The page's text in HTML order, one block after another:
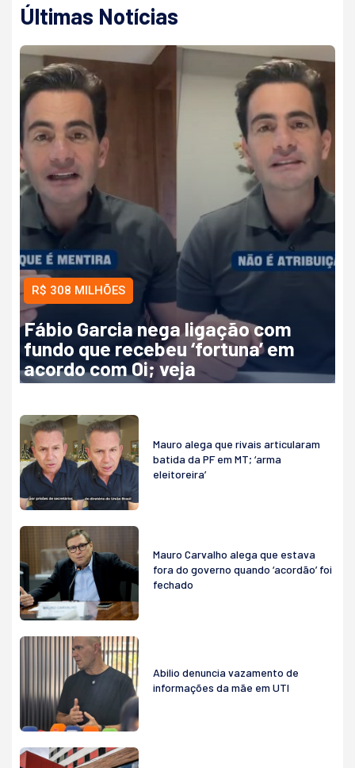
Últimas Notícias
R$ 308 MILHÕES
Fábio Garcia nega ligação com
fundo que recebeu ‘fortuna’ em
acordo com Oi; veja
Mauro alega que rivais articularam
batida da PF em MT; ‘arma
eleitoreira’
Mauro Carvalho alega que estava
fora do governo quando ‘acordão’ foi
fechado
Abilio denuncia vazamento de
informações da mãe em UTI